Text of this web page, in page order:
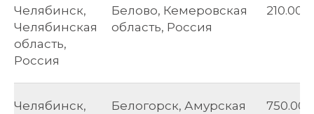
Челябинск,
Челябинская
область,
Россия
Белово, Кемеровская
область, Россия
210.00
Челябинск,
Белогорск, Амурская
750.00